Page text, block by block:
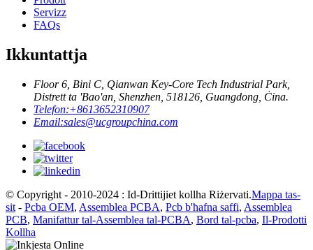
Servizz
FAQs
Ikkuntattja
Floor 6, Bini C, Qianwan Key-Core Tech Industrial Park,
Distrett ta 'Bao'an, Shenzhen, 518126, Guangdong, Ċina.
Telefon:+8613652310907
Email:sales@ucgroupchina.com
© Copyright - 2010-2024 : Id-Drittijiet kollha Riżervati.Mappa tas-
sit - Pcba OEM, Assemblea PCBA, Pcb b'ħafna saffi, Assemblea
PCB, Manifattur tal-Assemblea tal-PCBA, Bord tal-pcba, Il-Prodotti
Kollha